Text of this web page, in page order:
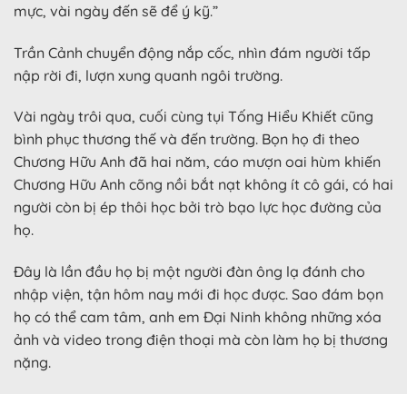
mực, vài ngày đến sẽ để ý kỹ.”
Trần Cảnh chuyển động nắp cốc, nhìn đám người tấp
nập rời đi, lượn xung quanh ngôi trường.
Vài ngày trôi qua, cuối cùng tụi Tống Hiểu Khiết cũng
bình phục thương thế và đến trường. Bọn họ đi theo
Chương Hữu Anh đã hai năm, cáo mượn oai hùm khiến
Chương Hữu Anh cõng nồi bắt nạt không ít cô gái, có hai
người còn bị ép thôi học bởi trò bạo lực học đường của
họ.
Đây là lần đầu họ bị một người đàn ông lạ đánh cho
nhập viện, tận hôm nay mới đi học được. Sao đám bọn
họ có thể cam tâm, anh em Đại Ninh không những xóa
ảnh và video trong điện thoại mà còn làm họ bị thương
nặng.